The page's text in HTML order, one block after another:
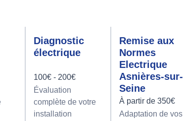
Diagnostic
électrique
100€ - 200€
Évaluation
complète de votre
installation
Remise aux
Normes
Electrique
Asnières-sur-
Seine
À partir de 350€
Adaptation de vos